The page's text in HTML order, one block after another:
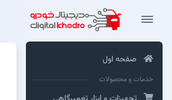
صفحه اول
خدمات و محصولات